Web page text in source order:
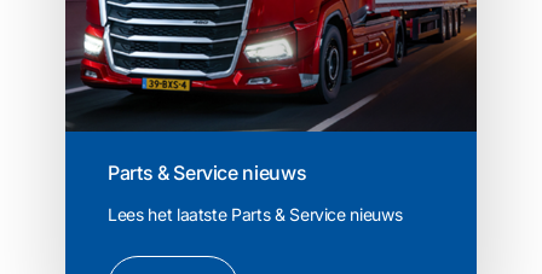
Parts & Service nieuws
Lees het laatste Parts & Service nieuws